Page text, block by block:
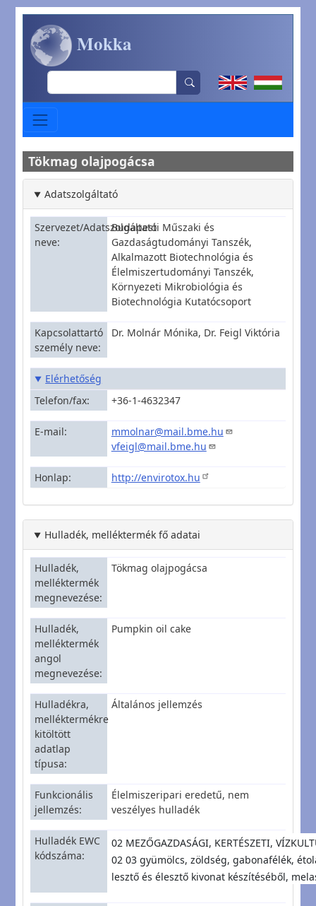
Ugrás a tartalomra
Mokka
Search
Tökmag olajpogácsa
Adatszolgáltató
Szervezet/Adatszolgáltató
neve
Budapesti Műszaki és
Gazdaságtudományi Tanszék,
Alkalmazott Biotechnológia és
Élelmiszertudományi Tanszék,
Környezeti Mikrobiológia és
Biotechnológia Kutatócsoport
Kapcsolattartó
személy neve
Dr. Molnár Mónika, Dr. Feigl Viktória
Elérhetőség
Telefon/fax
+36-1-4632347
E-mail
mmolnar@mail.bme.hu
vfeigl@mail.bme.hu
Honlap http://envirotox.hu
Hulladék, melléktermék fő adatai
Hulladék,
melléktermék
megnevezése
Tökmag olajpogácsa
Hulladék,
melléktermék
angol
megnevezése
Pumpkin oil cake
Hulladékra,
melléktermékre
kitöltött
adatlap
típusa
Általános jellemzés
Funkcionális
jellemzés
Élelmiszeripari eredetű, nem
veszélyes hulladék
Hulladék EWC
kódszáma
02 MEZŐGAZDASÁGI, KERTÉSZETI,
02 03 gyümölcs, zöldség, gabonafélék,
lesztő és élesztő kivonat készítéséből,